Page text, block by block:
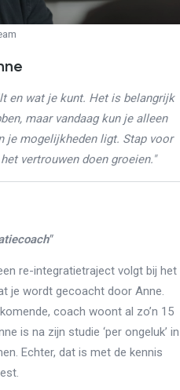
en wat je kunt. Het is belangrijk
maar vandaag kun je alleen
je mogelijkheden ligt. Stap voor
vertrouwen doen groeien."
re-integratietraject volgt bij het
je wordt gecoacht door Anne.
coach woont al zo’n 15
is na zijn studie ‘per ongeluk’ in
Echter, dat is met de kennis